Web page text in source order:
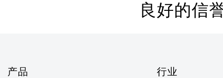
良好的信
产品 行业